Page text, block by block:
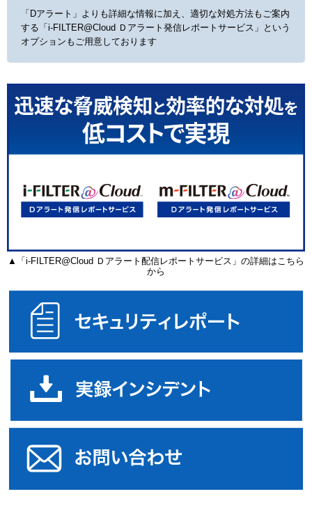
「Dアラート」よりも詳細な情報に加え、適切な対処方法もご案内
する 「i-FILTER@Cloud Ｄアラート発信レポートサービス」という
オプションもご用意しております
▲「i-FILTER@Cloud Ｄアラート配信レポートサービス」の詳細はこちら
から